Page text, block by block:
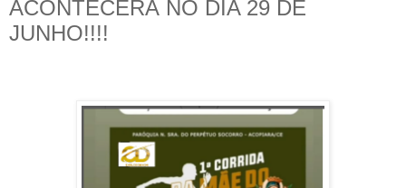
ACONTECERÁ NO DIA 29 DE
JUNHO!!!!